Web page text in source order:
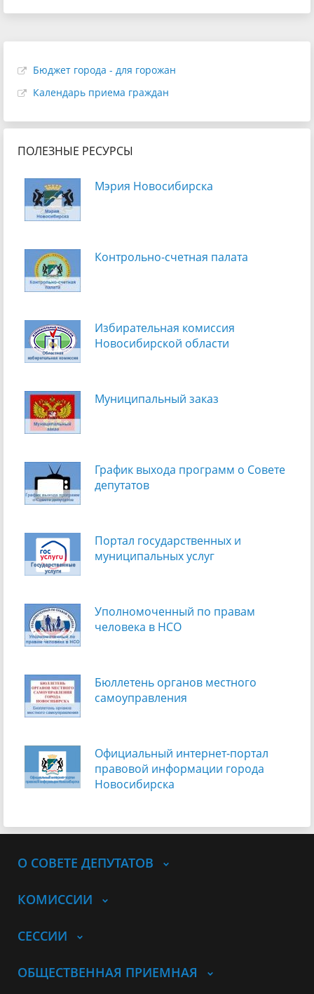
Бюджет города - для горожан
Календарь приема граждан
ПОЛЕЗНЫЕ РЕСУРСЫ
Мэрия Новосибирска
Контрольно-счетная палата
Избирательная комиссия
Новосибирской области
Муниципальный заказ
График выхода программ о Cовете
депутатов
Портал государственных и
муниципальных услуг
Уполномоченный по правам
человека в НСО
Бюллетень органов местного
самоуправления
Официальный интернет-портал
правовой информации города
Новосибирска
О СОВЕТЕ ДЕПУТАТОВ
КОМИССИИ
СЕССИИ
ОБЩЕСТВЕННАЯ ПРИЕМНАЯ